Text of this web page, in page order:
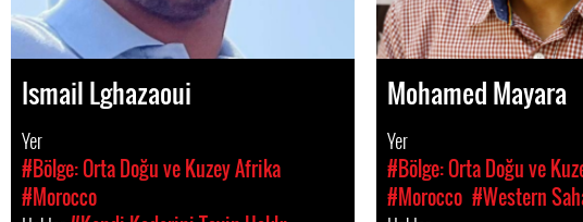
Ismail Lghazaoui
Yer
#Bölge: Orta Doğu ve Kuzey Afrika
#Morocco
Mohamed Mayara
Yer
#Bölge: Orta Doğu ve
#Morocco #Western